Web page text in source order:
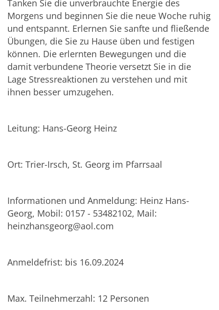
Tanken Sie die unverbrauchte Energie des
Morgens und beginnen Sie die neue Woche ruhig
und entspannt. Erlernen Sie sanfte und fließende
Übungen, die Sie zu Hause üben und festigen
können. Die erlernten Bewegungen und die
damit verbundene Theorie versetzt Sie in die
Lage Stressreaktionen zu verstehen und mit
ihnen besser umzugehen.
Leitung: Hans-Georg Heinz
Ort: Trier-Irsch, St. Georg im Pfarrsaal
Informationen und Anmeldung: Heinz Hans-
Georg, Mobil: 0157 - 53482102, Mail:
heinzhansgeorg@aol.com
Anmeldefrist: bis 16.09.2024
Max. Teilnehmerzahl: 12 Personen